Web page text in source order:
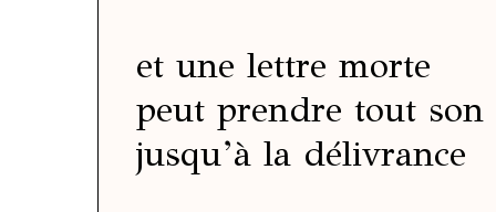
et une lettre morte
peut prendre tout
jusqu’à la délivrance